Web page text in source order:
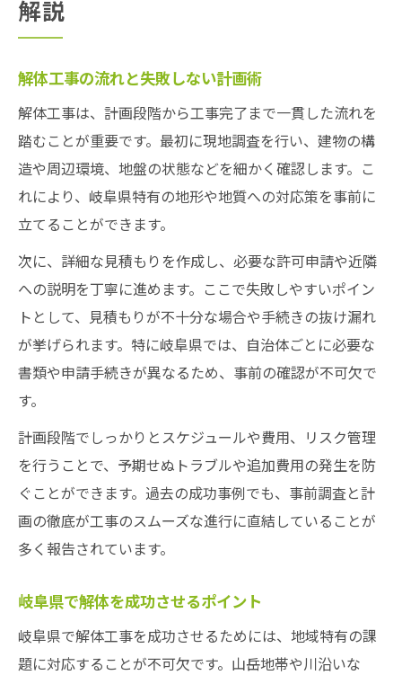
岐阜県で解体を依頼する際の流れ
近隣トラブル回避へ解体の新常識
解体工事による近隣トラブルの実態
解体時の騒音・振動対策のポイント
近隣住民と良好な関係を築く工夫
解体で発生しやすいクレームの防止策
トラブルを未然に防ぐ解体の手順
費用とリスク把握で安心の解体工事
解体費用の目安と予算計画の立て方
解体工事のリスクと保険の重要性
見積もり比較で分かる解体費用の違い
費用内訳を知ることで安心の解体へ
解体工事で重要な業者選びの基準とは
業者選びで注目したい解体の実績
解体業者に依頼前に確認すべき項目
見積書から読み取る業者の信頼度
解説
解体工事の流れと失敗しない計画術
解体工事は、計画段階から工事完了まで一貫した流れを
踏むことが重要です。最初に現地調査を行い、建物の構
造や周辺環境、地盤の状態などを細かく確認します。こ
れにより、岐阜県特有の地形や地質への対応策を事前に
立てることができます。
次に、詳細な見積もりを作成し、必要な許可申請や近隣
への説明を丁寧に進めます。ここで失敗しやすいポイン
トとして、見積もりが不十分な場合や手続きの抜け漏れ
が挙げられます。特に岐阜県では、自治体ごとに必要な
書類や申請手続きが異なるため、事前の確認が不可欠で
す。
計画段階でしっかりとスケジュールや費用、リスク管理
を行うことで、予期せぬトラブルや追加費用の発生を防
ぐことができます。過去の成功事例でも、事前調査と計
画の徹底が工事のスムーズな進行に直結していることが
多く報告されています。
岐阜県で解体を成功させるポイント
岐阜県で解体工事を成功させるためには、地域特有の課
題に対応することが不可欠です。山岳地帯や川沿いな